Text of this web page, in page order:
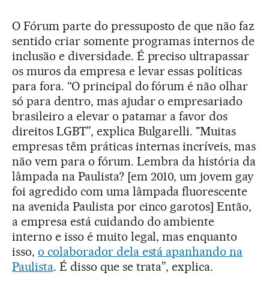
O Fórum parte do pressuposto de que não faz
sentido criar somente programas internos de
inclusão e diversidade. É preciso ultrapassar
os muros da empresa e levar essas políticas
para fora. “O principal do fórum é não olhar
só para dentro, mas ajudar o empresariado
brasileiro a elevar o patamar a favor dos
direitos LGBT”, explica Bulgarelli. "Muitas
empresas têm práticas internas incríveis, mas
não vem para o fórum. Lembra da história da
lâmpada na Paulista? [em 2010, um jovem gay
foi agredido com uma lâmpada fluorescente
na avenida Paulista por cinco garotos] Então,
a empresa está cuidando do ambiente
interno e isso é muito legal, mas enquanto
isso, o colaborador dela está apanhando na
Paulista. É disso que se trata”, explica.